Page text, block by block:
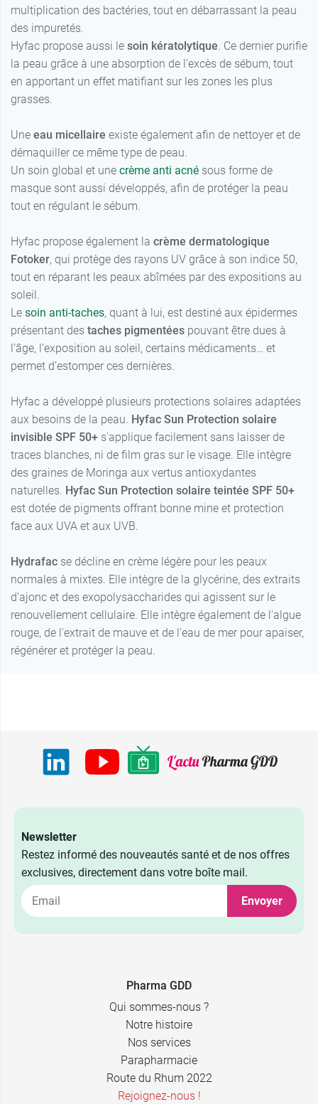
multiplication des bactéries, tout en débarrassant la peau
des impuretés.
Hyfac propose aussi le soin kératolytique. Ce dernier purifie
la peau grâce à une absorption de l’excès de sébum, tout
en apportant un effet matifiant sur les zones les plus
grasses.
Une eau micellaire existe également afin de nettoyer et de
démaquiller ce même type de peau.
Un soin global et une crème anti acné sous forme de
masque sont aussi développés, afin de protéger la peau
tout en régulant le sébum.
Hyfac propose également la crème dermatologique
Fotoker, qui protège des rayons UV grâce à son indice 50,
tout en réparant les peaux abîmées par des expositions au
soleil.
Le soin anti-taches, quant à lui, est destiné aux épidermes
présentant des taches pigmentées pouvant être dues à
l’âge, l’exposition au soleil, certains médicaments… et
permet d’estomper ces dernières.
Hyfac a développé plusieurs protections solaires adaptées
aux besoins de la peau. Hyfac Sun Protection solaire
invisible SPF 50+ s'applique facilement sans laisser de
traces blanches, ni de film gras sur le visage. Elle intègre
des graines de Moringa aux vertus antioxydantes
naturelles. Hyfac Sun Protection solaire teintée SPF 50+
est dotée de pigments offrant bonne mine et protection
face aux UVA et aux UVB.
Hydrafac se décline en crème légère pour les peaux
normales à mixtes. Elle intègre de la glycérine, des extraits
d'ajonc et des exopolysaccharides qui agissent sur le
renouvellement cellulaire. Elle intègre également de l'algue
rouge, de l'extrait de mauve et de l'eau de mer pour apaiser,
régénérer et protéger la peau.
Newsletter
Restez informé des nouveautés santé et de nos offres
exclusives, directement dans votre boîte mail.
Envoyer
Pharma GDD
Qui sommes-nous ?
Notre histoire
Nos services
Parapharmacie
Route du Rhum 2022
Rejoignez-nous !